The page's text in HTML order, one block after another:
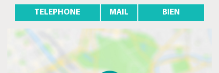
TELEPHONE MAIL BIEN